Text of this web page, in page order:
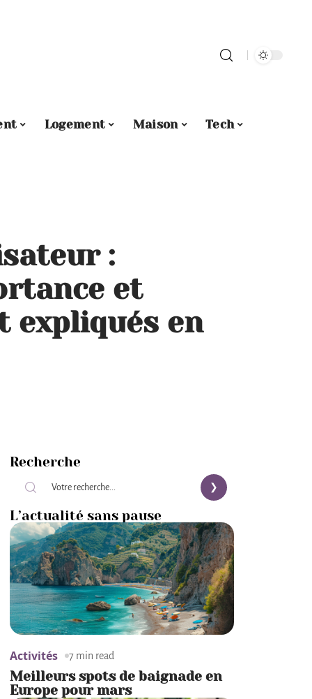
Logement Maison Tech
:
et
expliqués en
Recherche
L’actualité sans pause
Activités 7 min read
Meilleurs spots de baignade en
Europe pour mars